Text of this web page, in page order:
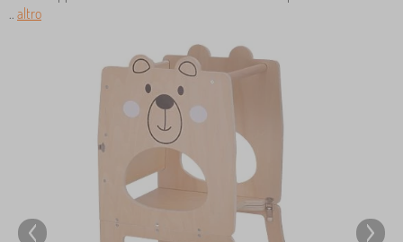
.. altro